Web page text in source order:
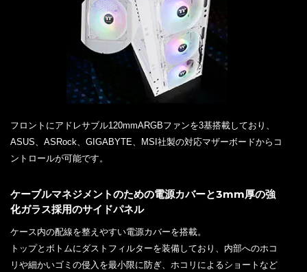
フロントにアドレサブル120mmARGBファンを3基搭載しており、
ASUS、ASRock、GIGABYTE、MSI社製の対応マザーボードからコ
ントロールが可能です。
ケーブルマネジメントのための電源カバーと3mm厚の強
化ガラス採用のサイドパネル
ケース内の配線を整えやすい電源カバーを搭載。
トップとボトムにダストフィルターを装備しており、内部へのホコ
リや細かいゴミの侵入を最小限に防ぎ、ホコリによるショートなど